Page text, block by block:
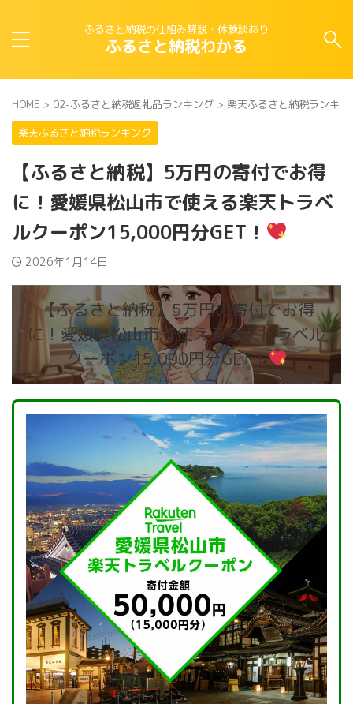
ふるさと納税の仕組み解説・体験談あり
ふるさと納税わかる
HOME > 02-ふるさと納税返礼品ランキング > 楽天ふるさと納税ランキン
楽天ふるさと納税ランキング
【ふるさと納税】5万円の寄付でお得
に！愛媛県松山市で使える楽天トラベ
ルクーポン15,000円分GET！
2026年1月14日
【ふるさと納税】5万円の寄付でお得
に！愛媛県松山市で使える楽天トラベル
クーポン15,000円分GET！